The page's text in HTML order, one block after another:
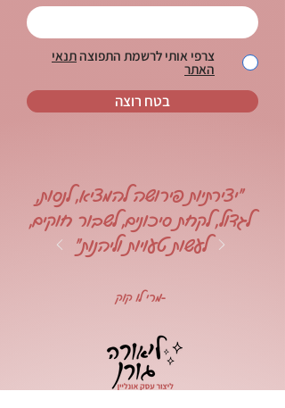
צרפי אותי לרשמת התפוצהתנאי
האתר
בטח רוצה
"יצירתיות פירושה להמציא, לנסות,
לגדול, לקחת סיכונים, לשבור חוקים,
לעשות טעויות וליהנות"
-מרי לו קוק